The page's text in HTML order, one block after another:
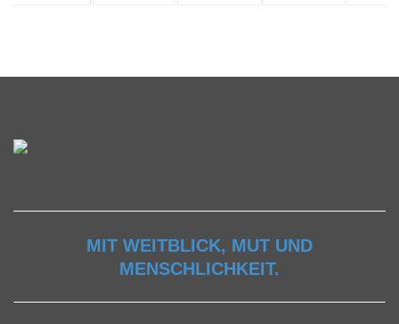
MIT WEITBLICK, MUT UND
MENSCHLICHKEIT.